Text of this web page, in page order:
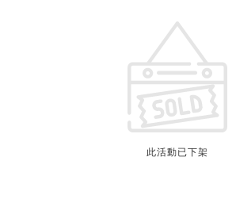
此活動已下架